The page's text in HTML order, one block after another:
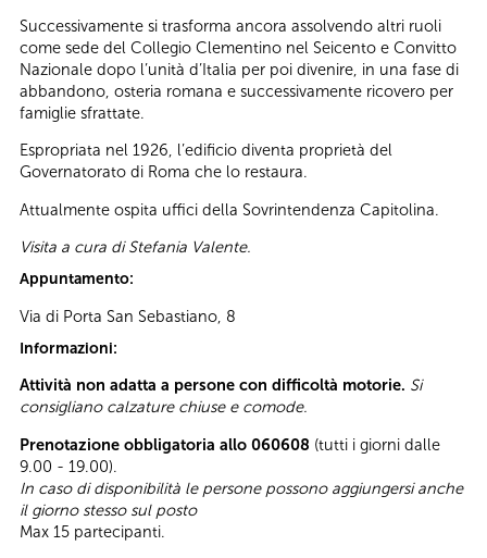
Successivamente si trasforma ancora assolvendo altri ruoli
come sede del Collegio Clementino nel Seicento e Convitto
Nazionale dopo l’unità d’Italia per poi divenire, in una fase di
abbandono, osteria romana e successivamente ricovero per
famiglie sfrattate.
Espropriata nel 1926, l’edificio diventa proprietà del
Governatorato di Roma che lo restaura.
Attualmente ospita uffici della Sovrintendenza Capitolina.
Visita a cura di Stefania Valente.
Appuntamento:
Via di Porta San Sebastiano, 8
Informazioni:
Attività non adatta a persone con difficoltà motorie. Si
consigliano calzature chiuse e comode.
Prenotazione obbligatoria allo 060608 (tutti i giorni dalle
9.00 - 19.00).
In caso di disponibilità le persone possono aggiungersi anche
il giorno stesso sul posto
Max 15 partecipanti.